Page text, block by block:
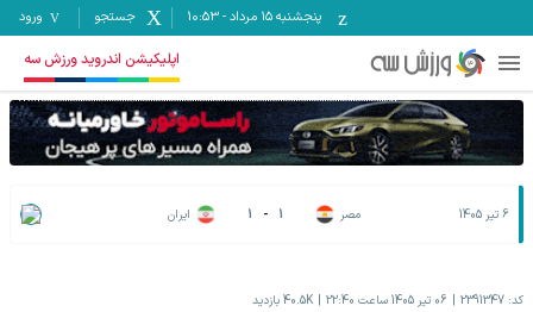
پنجشنبه ۱۵ مرداد -
10:53 جستجو ورود
اپلیکیشن اندروید ورزش سه
6 تیر 1405 مصر 1
-
1 ایران
کد: 2391347 06 تیر 1405 ساعت 22:40 40.5K بازدید